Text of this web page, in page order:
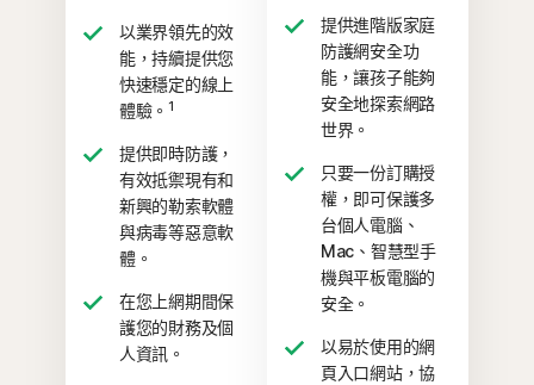
以業界領先的效
能，持續提供您
快速穩定的線上
體驗。1
提供即時防護，
有效抵禦現有和
新興的勒索軟體
與病毒等惡意軟
體。
在您上網期間保
護您的財務及個
人資訊。
提供進階版家庭
防護網安全功
能，讓孩子能夠
安全地探索網路
世界。
只要一份訂購授
權，即可保護多
台個人電腦、
Mac、智慧型手
機與平板電腦的
安全。
以易於使用的網
頁入口網站，協